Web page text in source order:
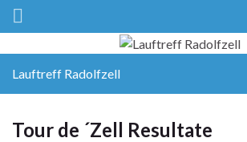
Lauftreff Radolfzell
Tour de ´Zell Resultate